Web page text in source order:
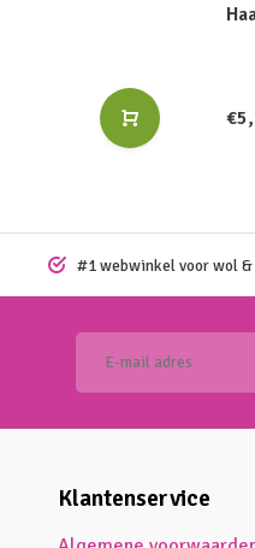
#1 webwinkel voor wol &
Klantenservice